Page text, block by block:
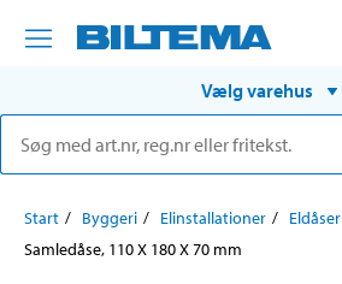
Vælg varehus
Start Byggeri Elinstallationer
Eldåser
Samledåse, 110 X 180 X 70 mm